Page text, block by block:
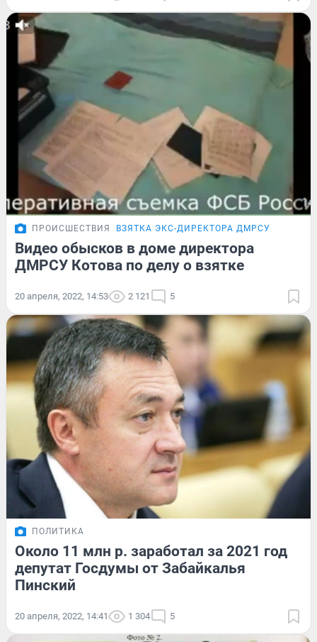
ПРОИСШЕСТВИЯ ВЗЯТКА ЭКС-ДИРЕКТОРА ДМРСУ
Видео обысков в доме директора
ДМРСУ Котова по делу о взятке
20 апреля, 2022, 14:53 2 121 5
ПОЛИТИКА
Около 11 млн р. заработал за 2021 год
депутат Госдумы от Забайкалья
Пинский
20 апреля, 2022, 14:41 1 304 5